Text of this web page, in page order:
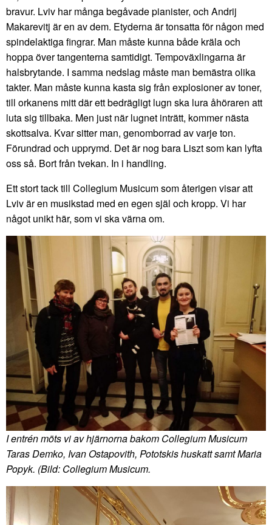
bravur. Lviv har många begåvade pianister, och Andrij
Makarevitj är en av dem. Etyderna är tonsatta för någon med
spindelaktiga fingrar. Man måste kunna både kräla och
hoppa över tangenterna samtidigt. Tempoväxlingarna är
halsbrytande. I samma nedslag måste man bemästra olika
takter. Man måste kunna kasta sig från explosioner av toner,
till orkanens mitt där ett bedrägligt lugn ska lura åhöraren att
luta sig tillbaka. Men just när lugnet inträtt, kommer nästa
skottsalva. Kvar sitter man, genomborrad av varje ton.
Förundrad och upprymd. Det är nog bara Liszt som kan lyfta
oss så. Bort från tvekan. In i handling.
Ett stort tack till Collegium Musicum som återigen visar att
Lviv är en musikstad med en egen själ och kropp. Vi har
något unikt här, som vi ska värna om.
I entrén möts vi av hjärnorna bakom Collegium Musicum
Taras Demko, Ivan Ostapovith, Pototskis huskatt samt Maria
Popyk. (Bild: Collegium Musicum.